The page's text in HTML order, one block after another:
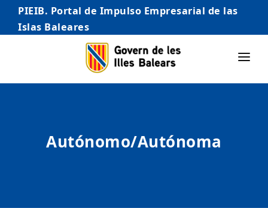
PIEIB. Portal de Impulso Empresarial de las
Islas Baleares
INICIO
AUTÓNOMO/AUTÓNOMA
Autónomo/Autónoma